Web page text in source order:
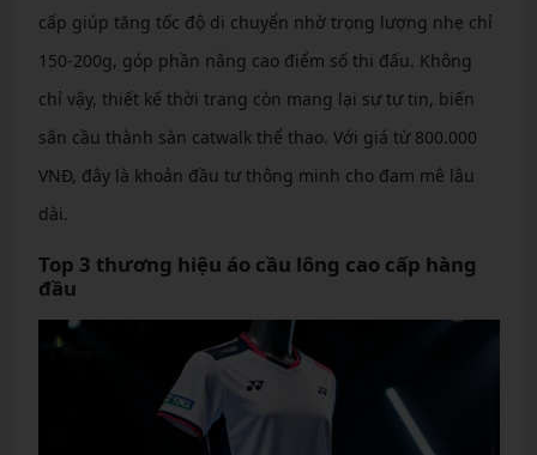
cấp giúp tăng tốc độ di chuyển nhờ trọng lượng nhẹ chỉ
150-200g, góp phần nâng cao điểm số thi đấu. Không
chỉ vậy, thiết kế thời trang còn mang lại sự tự tin, biến
sân cầu thành sàn catwalk thể thao. Với giá từ 800.000
VNĐ, đây là khoản đầu tư thông minh cho đam mê lâu
dài.
Top 3 thương hiệu áo cầu lông cao cấp hàng
đầu